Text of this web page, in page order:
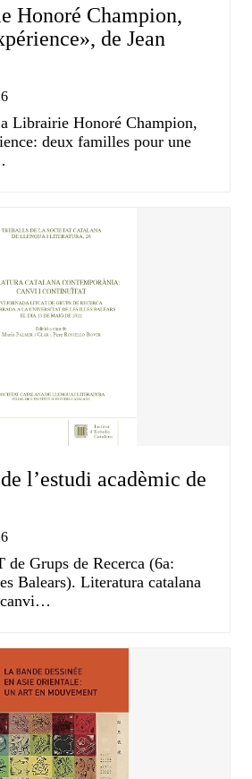
Honoré Champion,
de Jean
Librairie Honoré Champion,
deux familles pour une
l’estudi acadèmic de
de Grups de Recerca (6a:
Balears). Literatura catalana
canvi…